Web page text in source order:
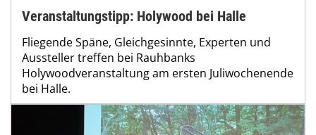
Veranstaltungstipp: Holywood bei Halle
Fliegende Späne, Gleichgesinnte, Experten und
Aussteller treffen bei Rauhbanks
Holywoodveranstaltung am ersten Juliwochenende
bei Halle.